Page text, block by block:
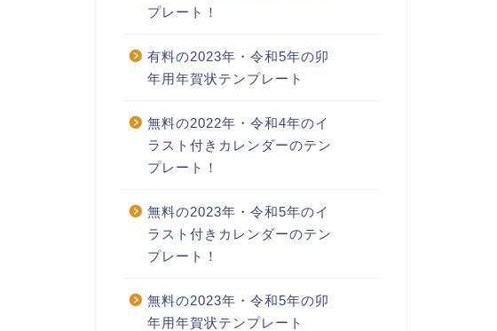
プレート！
有料の2023年・令和5年の卯
年用年賀状テンプレート
無料の2022年・令和4年のイ
ラスト付きカレンダーのテン
プレート！
無料の2023年・令和5年のイ
ラスト付きカレンダーのテン
プレート！
無料の2023年・令和5年の卯
年用年賀状テンプレート